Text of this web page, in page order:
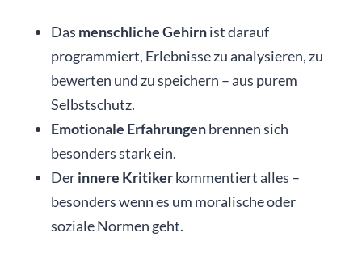
Das menschliche Gehirnist darauf
programmiert, Erlebnisse zu analysieren, zu
bewerten und zu speichern – aus purem
Selbstschutz.
Emotionale Erfahrungenbrennen sich
besonders stark ein.
Derinnere Kritikerkommentiert alles –
besonders wenn es um moralische oder
soziale Normen geht.